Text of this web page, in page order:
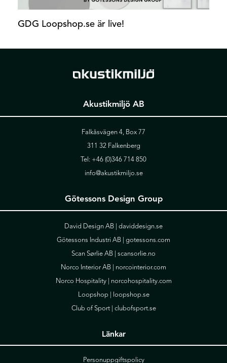
GDG Loopshop.se är live!
Akustikmiljö AB
Falkåsvägen 4, Box 77
311 32 Falkenberg
Tel: +46 (0)346 714 850
info@akustikmiljo.se
Götessons Design Group
David Design AB | daviddesign.se
Götessons Industri AB | gotessons.com
Scan Sørlie AB | scansorlie.no
Norco Interior AB | norcointerior.com
Norco Hospitality | norcohospitality.com
Loopshop |
loopshop.se
Club of Sport | clubofsport.se
Länkar
Personuppgiftspolicy